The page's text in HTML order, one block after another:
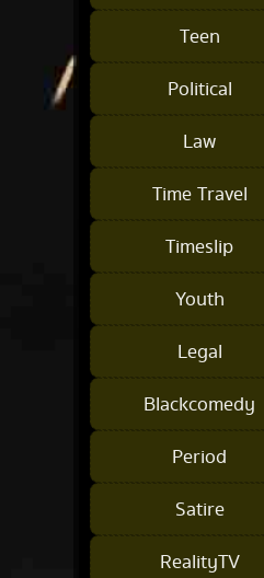
Teen
Political
Law
Time Travel
Timeslip
Youth
Legal
Blackcomedy
Period
Satire
RealityTV